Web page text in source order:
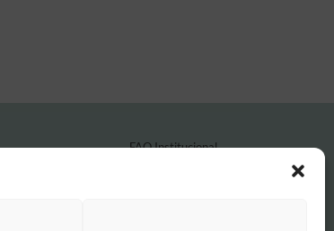
FAQ Institucional